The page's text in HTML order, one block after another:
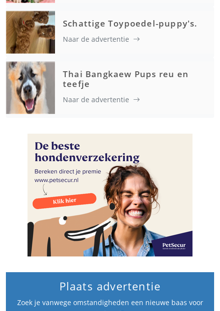
Schattige Toypoedel-puppy's.
Naar de advertentie
Thai Bangkaew Pups reu en
teefje
Naar de advertentie
Plaats advertentie
Zoek je vanwege omstandigheden een nieuwe baas voor